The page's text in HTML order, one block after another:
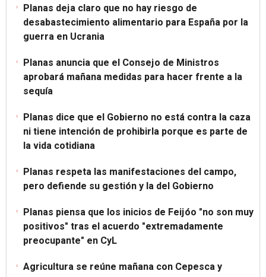
Planas deja claro que no hay riesgo de
desabastecimiento alimentario para España por la
guerra en Ucrania
Planas anuncia que el Consejo de Ministros
aprobará mañana medidas para hacer frente a la
sequía
Planas dice que el Gobierno no está contra la caza
ni tiene intención de prohibirla porque es parte de
la vida cotidiana
Planas respeta las manifestaciones del campo,
pero defiende su gestión y la del Gobierno
Planas piensa que los inicios de Feijóo "no son muy
positivos" tras el acuerdo "extremadamente
preocupante" en CyL
Agricultura se reúne mañana con Cepesca y